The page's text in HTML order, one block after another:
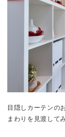
目隠しカーテンの
まわりを見渡して